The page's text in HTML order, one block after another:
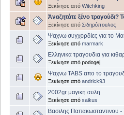
Ξεκίνησε από Witchking
Άναζητάτε ξένο τραγούδι?
Ξεκίνησε από Σιδηρόπουλος
Ψαχνω συγχορδίες για το
Ξεκίνησε από marmark
Ελληνικα τραγουδια για
Ξεκίνησε από podogej
Ψαχνω TABS απο το
Ξεκίνησε από andrick93
2002gr μαγικη αυλη
Ξεκίνησε από saikus
Βασιλης Παπακωσταντινου -